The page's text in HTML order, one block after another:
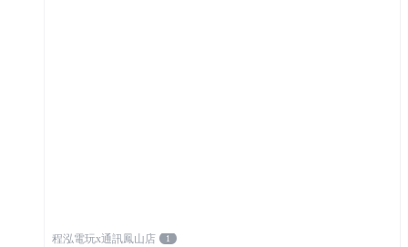
程泓電玩x通訊鳳山店 1